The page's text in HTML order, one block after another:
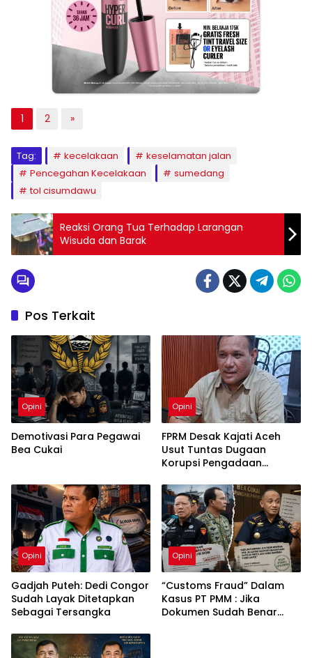
1 2 »
Tag: kecelakaan
keselamatan jalan
Pencegahan Kecelakaan
sumedang
tol cisumdawu
Reaksi Orang Tua Terhadap Larangan
Wisuda dan Barak
Pos Terkait
Opini
Demotivasi Para Pegawai
Bea Cukai
Opini
FPRM Desak Kajati Aceh
Usut Tuntas Dugaan
Korupsi Pengadaan
Langsa
Opini
Gadjah Puteh: Dedi Congor
Sudah Layak Ditetapkan
Sebagai Tersangka
Opini
“Customs Fraud” Dalam
Kasus PT PMM : Jika
Dokumen Sudah Benar